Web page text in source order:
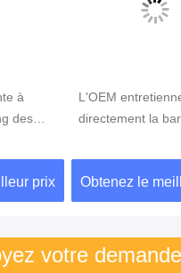
à
des
Porte
prix
L'OEM
directement la
boom d'alliage
Obtenez le
votre demande